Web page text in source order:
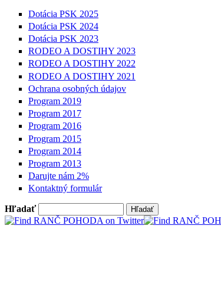
Dotácia PSK 2025
Dotácia PSK 2024
Dotácia PSK 2023
RODEO A DOSTIHY 2023
RODEO A DOSTIHY 2022
RODEO A DOSTIHY 2021
Ochrana osobných údajov
Program 2019
Program 2017
Program 2016
Program 2015
Program 2014
Program 2013
Darujte nám 2%
Kontaktný formulár
Vyhľadávanie
Hľadať